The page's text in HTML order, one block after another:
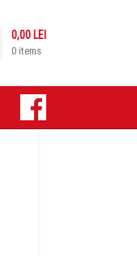
0 items
0,00 LEI